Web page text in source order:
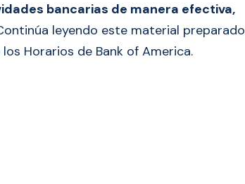
bancarias de manera efectiva,
leyendo este material preparado
Horarios de Bank of America.